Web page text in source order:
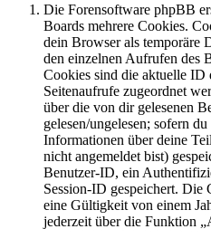
Die Forensoftware phpBB
Boards mehrere Cookies.
dein Browser als temporäre
den einzelnen Aufrufen des
Cookies sind die aktuelle ID
Seitenaufrufe zugeordnet
über die von dir gelesenen
gelesen/ungelesen; sofern
Informationen über deine
nicht angemeldet bist)
Benutzer-ID, ein
Session-ID gespeichert. Die
eine Gültigkeit von einem
jederzeit über die Funktion